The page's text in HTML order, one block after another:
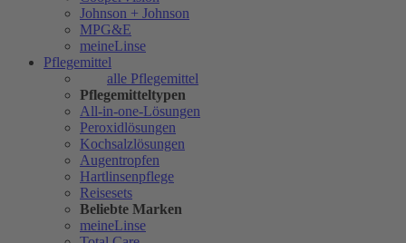
Johnson + Johnson
MPG&E
meineLinse
Pflegemittel
alle Pflegemittel
Pflegemitteltypen
All-in-one-Lösungen
Peroxidlösungen
Kochsalzlösungen
Augentropfen
Hartlinsenpflege
Reisesets
Beliebte Marken
meineLinse